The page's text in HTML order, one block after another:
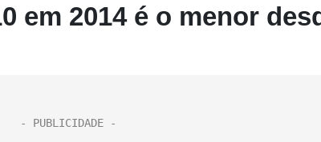
em 2014 é o menor